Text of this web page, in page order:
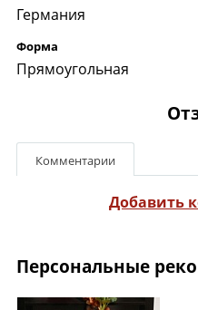
Германия
Форма
Прямоугольная
Комментарии
Добавить
Персональные